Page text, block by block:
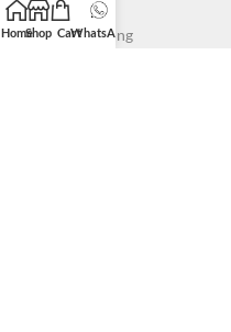
Auftragsverfolgung
HomeShop CartWhatsApp